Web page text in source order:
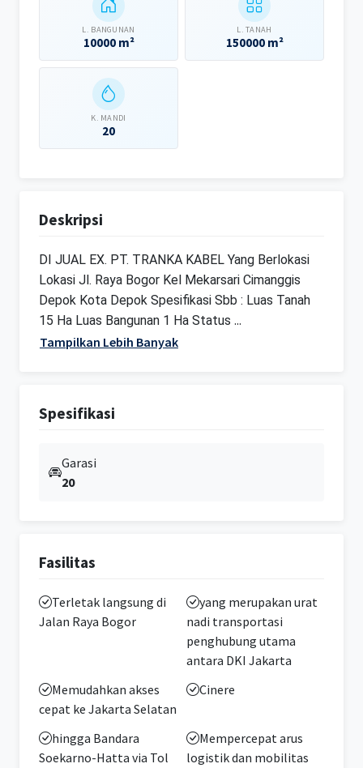
L. BANGUNAN
10000 m²
L. TANAH
150000 m²
K. MANDI
20
Deskripsi
DI JUAL EX. PT. TRANKA KABEL Yang Berlokasi
Lokasi Jl. Raya Bogor Kel Mekarsari Cimanggis
Depok Kota Depok Spesifikasi Sbb : Luas Tanah
15 Ha Luas Bangunan 1 Ha Status ...
Tampilkan Lebih Banyak
Spesifikasi
Garasi
20
Fasilitas
Terletak langsung di
Jalan Raya Bogor
yang merupakan urat
nadi transportasi
penghubung utama
antara DKI Jakarta
Memudahkan akses
cepat ke Jakarta Selatan
Cinere
hingga Bandara
Soekarno-Hatta via Tol
Mempercepat arus
logistik dan mobilitas